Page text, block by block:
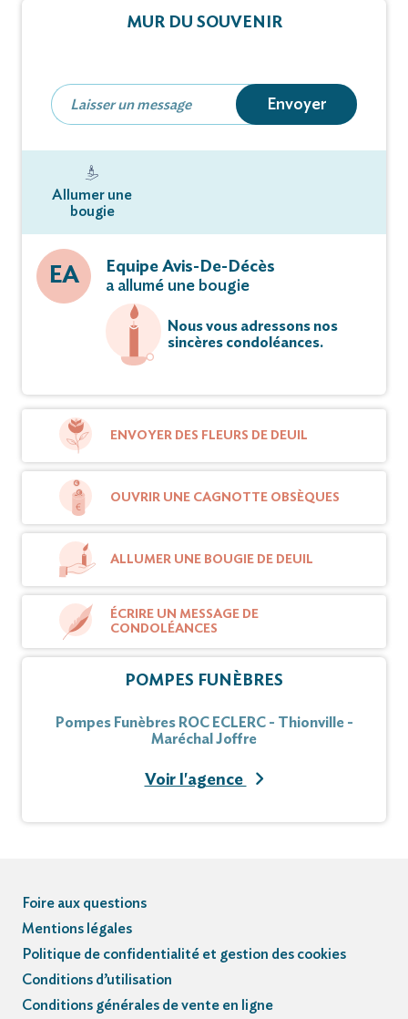
MUR DU SOUVENIR
Envoyer
Allumer une
bougie
EA
Equipe Avis-De-Décès
a allumé une bougie
Nous vous adressons nos
sincères condoléances.
ENVOYER DES FLEURS DE DEUIL
OUVRIR UNE CAGNOTTE OBSÈQUES
ALLUMER UNE BOUGIE DE DEUIL
ÉCRIRE UN MESSAGE DE
CONDOLÉANCES
POMPES FUNÈBRES
Pompes Funèbres ROC ECLERC - Thionville -
Maréchal Joffre
Voir l'agence
Foire aux questions
Mentions légales
Politique de confidentialité et gestion des cookies
Conditions d’utilisation
Conditions générales de vente en ligne